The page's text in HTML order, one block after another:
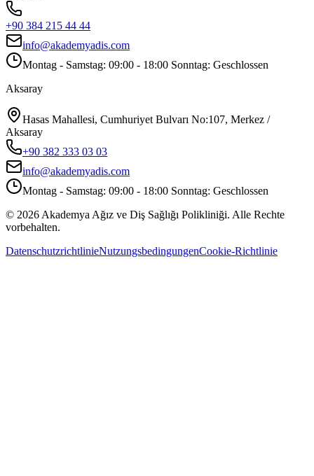
+90 384 215 44 44
info@akademyadis.com
Montag - Samstag: 09:00 - 18:00 Sonntag: Geschlossen
Aksaray
Hasas Mahallesi, Cumhuriyet Bulvarı No:107, Merkez /
Aksaray
+90 382 333 03 03
info@akademyadis.com
Montag - Samstag: 09:00 - 18:00 Sonntag: Geschlossen
© 2026 Akademya Ağız ve Diş Sağlığı Polikliniği. Alle Rechte
vorbehalten.
DatenschutzrichtlinieNutzungsbedingungenCookie-Richtlinie